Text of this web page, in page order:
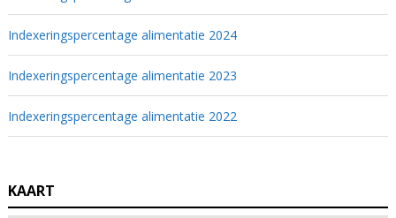
Indexeringspercentage alimentatie 2024
Indexeringspercentage alimentatie 2023
Indexeringspercentage alimentatie 2022
KAART